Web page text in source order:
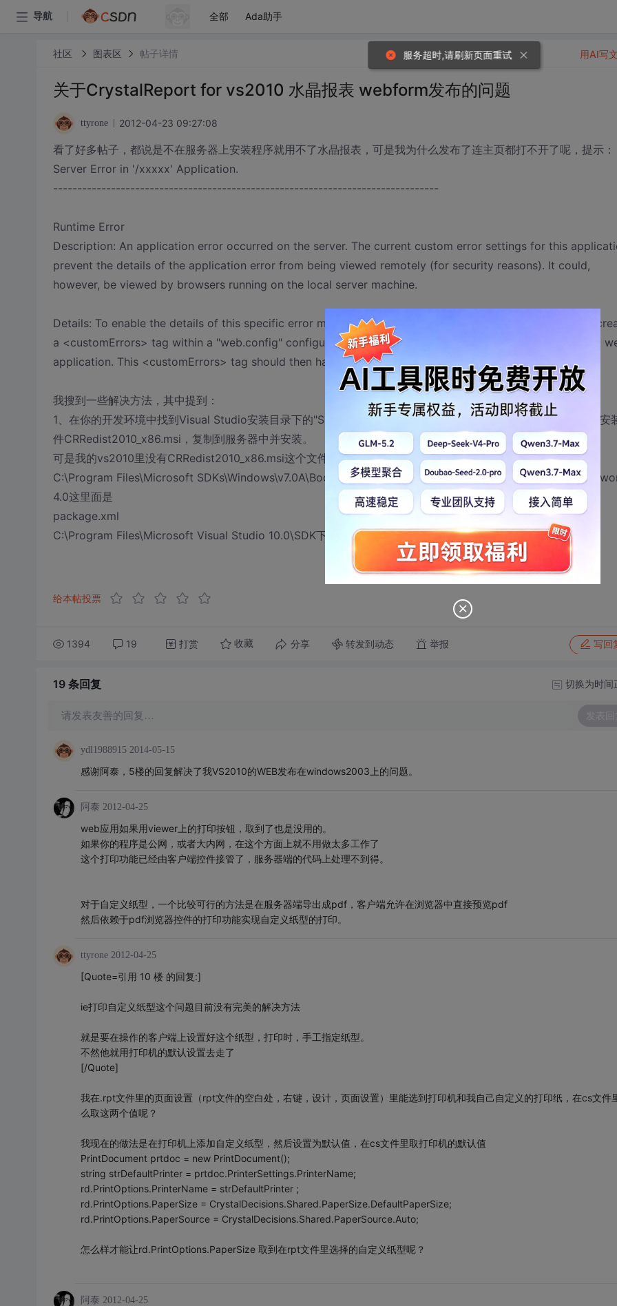
导航 全部 Ada助手
社区 图表区 帖子详情
关于CrystalReport for vs2010 水晶报表 webform发布的问题
ttyrone 2012-04-23 09:27:08
看了好多帖子，都说是不在服务器上安装程序就用不了水晶报表，可是我为什么发布了连主页都打不开了呢，提示：
Server Error in '/xxxxx' Application.
--------------------------------------------------------------------------------
Runtime Error
Description: An application error occurred on the server. The current custom error settings for this
prevent the details of the application error from being viewed remotely (for security reasons). It could,
however, be viewed by browsers running on the local server machine.
Details: To enable the details of this specific error message to be viewable on remote machines, please
a <customErrors> tag within a "web.config" configuration file located in the root directory of the current
application. This <customErrors> tag should then have its "mode" attribute set to "Off".
我搜到一些解决方法，其中提到：
1、在你的开发环境中找到Visual Studio安装目录下的"SDK"v2.0"BootStrapper"Packages"CrystalReports，将安
件CRRedist2010_x86.msi，复制到服务器中并安装。
可是我的vs2010里没有CRRedist2010_x86.msi这个文件啊
C:\Program Files\Microsoft SDKs\Windows\v7.0A\Bootstrapper\Packages\Crystal Reports for .NET
4.0这里面是
package.xml
C:\Program Files\Microsoft Visual Studio 10.0\SDK下只有个3.5，里面有个bin文件夹，还是空的
给本帖投票
1394 19 打赏 收藏 分享 转发到动态 举报 写回
用AI写
19 条回复 切换为时间
请发表友善的回复… 发表回
ydl1988915 2014-05-15
感谢阿泰，5楼的回复解决了我VS2010的WEB发布在windows2003上的问题。
阿泰 2012-04-25
web应用如果用viewer上的打印按钮，取到了也是没用的。
如果你的程序是公网，或者大内网，在这个方面上就不用做太多工作了
这个打印功能已经由客户端控件接管了，服务器端的代码上处理不到得。
对于自定义纸型，一个比较可行的方法是在服务器端导出成pdf，客户端允许在浏览器中直接预览pdf
然后依赖于pdf浏览器控件的打印功能实现自定义纸型的打印。
ttyrone 2012-04-25
[Quote=引用 10 楼 的回复:]
ie打印自定义纸型这个问题目前没有完美的解决方法
就是要在操作的客户端上设置好这个纸型，打印时，手工指定纸型。
不然他就用打印机的默认设置去走了
[/Quote]
我在.rpt文件里的页面设置（rpt文件的空白处，右键，设计，页面设置）里能选到打印机和我自己自定义的打印纸，在cs文件
么取这两个值呢？
我现在的做法是在打印机上添加自定义纸型，然后设置为默认值，在cs文件里取打印机的默认值
PrintDocument prtdoc = new PrintDocument();
string strDefaultPrinter = prtdoc.PrinterSettings.PrinterName;
rd.PrintOptions.PrinterName = strDefaultPrinter ;
rd.PrintOptions.PaperSize = CrystalDecisions.Shared.PaperSize.DefaultPaperSize;
rd.PrintOptions.PaperSource = CrystalDecisions.Shared.PaperSource.Auto;
怎么样才能让rd.PrintOptions.PaperSize 取到在rpt文件里选择的自定义纸型呢？
阿泰 2012-04-25